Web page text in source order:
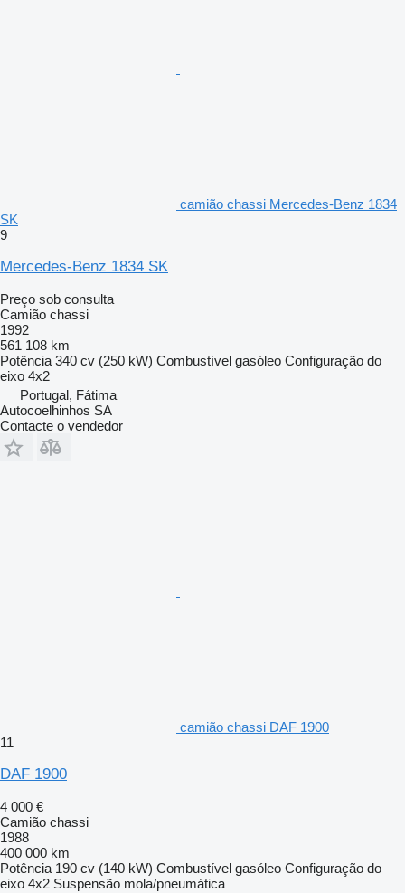
camião chassi Mercedes-Benz 1834
SK
9
Mercedes-Benz 1834 SK
Preço sob consulta
Camião chassi
1992
561 108 km
Potência 340 cv (250 kW) Combustível gasóleo Configuração do
eixo 4x2
Portugal, Fátima
Autocoelhinhos SA
Contacte o vendedor
camião chassi DAF 1900
11
DAF 1900
4 000 €
Camião chassi
1988
400 000 km
Potência 190 cv (140 kW) Combustível gasóleo Configuração do
eixo 4x2 Suspensão mola/pneumática